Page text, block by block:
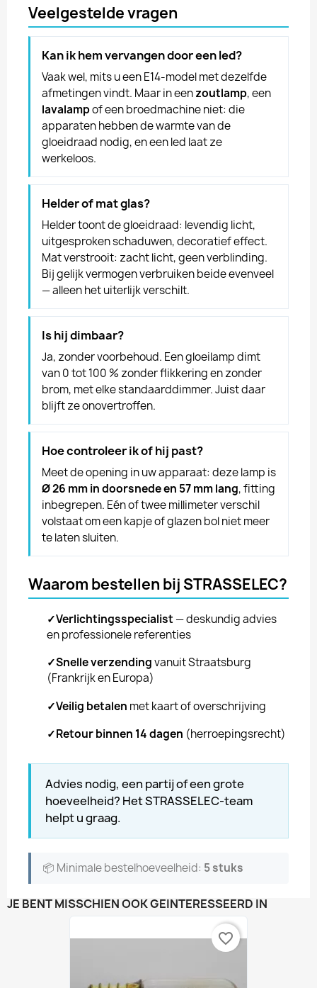
Veelgestelde vragen
Kan ik hem vervangen door een led?
Vaak wel, mits u een E14-model met dezelfde
afmetingen vindt. Maar in eenzoutlamp, een
lavalampof een broedmachine niet: die
apparaten hebben de warmte van de
gloeidraad nodig, en een led laat ze
werkeloos.
Helder of mat glas?
Helder toont de gloeidraad: levendig licht,
uitgesproken schaduwen, decoratief effect.
Mat verstrooit: zacht licht, geen verblinding.
Bij gelijk vermogen verbruiken beide evenveel
— alleen het uiterlijk verschilt.
Is hij dimbaar?
Ja, zonder voorbehoud. Een gloeilamp dimt
van 0 tot 100 % zonder flikkering en zonder
brom, met elke standaarddimmer. Juist daar
blijft ze onovertroffen.
Hoe controleer ik of hij past?
Meet de opening in uw apparaat: deze lamp is
Ø 26 mm in doorsnede en 57 mm lang, fitting
inbegrepen. Eén of twee millimeter verschil
volstaat om een kapje of glazen bol niet meer
te laten sluiten.
Waarom bestellen bij STRASSELEC?
✓Verlichtingsspecialist — deskundig advies
en professionele referenties
✓Snelle verzendingvanuit Straatsburg
(Frankrijk en Europa)
✓Veilig betalen met kaart of overschrijving
✓Retour binnen 14 dagen (herroepingsrecht)
Advies nodig, een partij of een grote
hoeveelheid? Het STRASSELEC-team
helpt u graag.
📦 Minimale bestelhoeveelheid: 5 stuks
JE BENT MISSCHIEN OOK GEÏNTERESSEERD IN
favorite_border